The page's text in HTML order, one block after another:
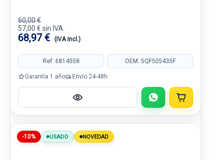
60,00 €
57,00 € sin IVA.
68,97 € (IVA incl.)
Ref: 6814558 OEM: 5QF505435F
Garantía 1 año Envío 24-48h
-10% USADO NOVEDAD